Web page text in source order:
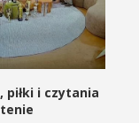
piłki i czytania